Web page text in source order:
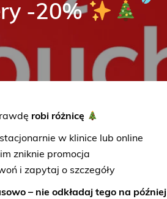
-20%
robi różnicę
w klinice lub online
zniknie promocja
i zapytaj o szczegóły
– nie odkładaj tego na później